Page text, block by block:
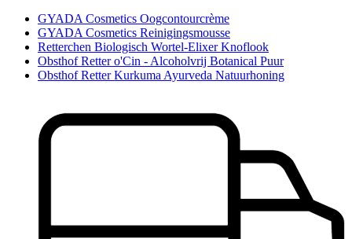
GYADA Cosmetics Oogcontourcrème
GYADA Cosmetics Reinigingsmousse
Retterchen Biologisch Wortel-Elixer Knoflook
Obsthof Retter o'Cin - Alcoholvrij Botanical Puur
Obsthof Retter Kurkuma Ayurveda Natuurhoning